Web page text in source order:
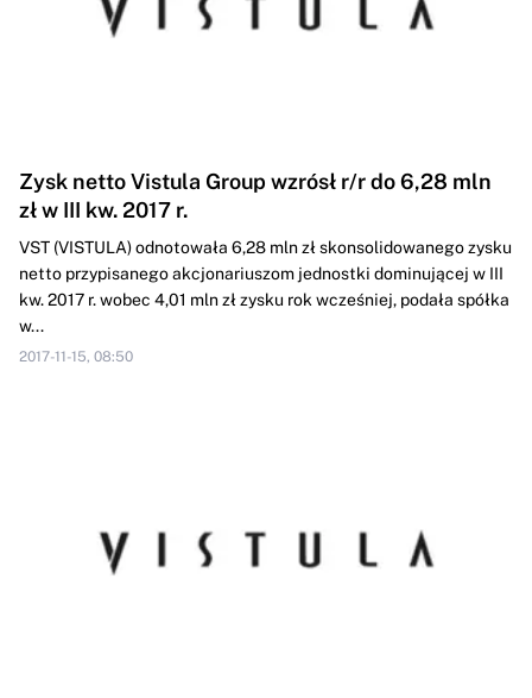
Zysk netto Vistula Group wzrósł r/r do 6,28 mln
zł w III kw. 2017 r.
VST (VISTULA) odnotowała 6,28 mln zł skonsolidowanego zysku
netto przypisanego akcjonariuszom jednostki dominującej w III
kw. 2017 r. wobec 4,01 mln zł zysku rok wcześniej, podała spółka
w...
2017-11-15, 08:50